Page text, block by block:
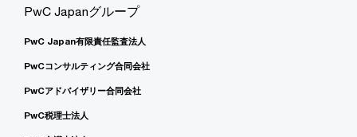
PwC Japanグループ
PwC Japan有限責任監査法人
PwCコンサルティング合同会社
PwCアドバイザリー合同会社
PwC税理士法人